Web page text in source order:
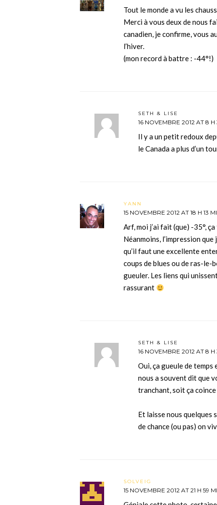
Tout le monde a vu les
Merci à vous deux de nous
canadien, je confirme, vous
l’hiver.
(mon record à battre : -44°!)
SETH & LISE
16 NOVEMBRE 2012 AT 8 H
Il y a un petit redoux
le Canada a plus d’un
YANN
15 NOVEMBRE 2012 AT 18 H 13
Arf, moi j’ai fait (que) -35°,
Néanmoins, l’impression que
qu’il faut une excellente
coups de blues ou de ras-le-
gueuler. Les liens qui
rassurant
SETH & LISE
16 NOVEMBRE 2012 AT 8 H
Oui, ça gueule de temps
nous a souvent dit que
tranchant, soit ça
Et laisse nous quelques
de chance (ou pas) on
SOLVEIG
15 NOVEMBRE 2012 AT 21 H 59